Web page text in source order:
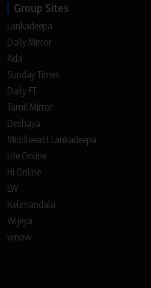
Group Sites
Lankadeepa
Daily Mirror
Ada
Sunday Times
Daily FT
Tamil Mirror
Deshaya
Middleeast Lankadeepa
Life Online
Hi Online
LW
Kelimandala
Wijeya
wnow